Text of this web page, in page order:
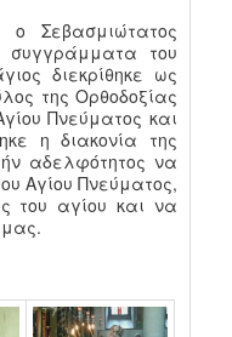
Σεβασμιώτατος
του
διεκρίθηκε ως
της Ορθοδοξίας
Πνεύματος και
η διακονία της
αδελφότητος να
Αγίου Πνεύματος,
του αγίου και να
μας.